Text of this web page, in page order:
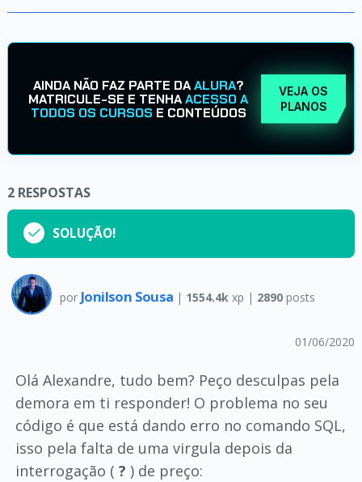
AINDA NÃO FAZ PARTE DAALURA?
MATRICULE-SE E TENHAACESSO A
TODOS OS CURSOS E CONTEÚDOS
VEJA OS
PLANOS
2 RESPOSTAS
SOLUÇÃO!
por Jonilson Sousa | 1554.4k xp | 2890posts
01/06/2020
Olá Alexandre, tudo bem? Peço desculpas pela
demora em ti responder! O problema no seu
código é que está dando erro no comando SQL,
isso pela falta de uma virgula depois da
interrogação ( ? ) de preço: